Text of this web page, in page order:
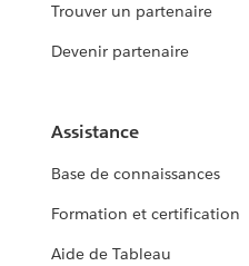
Trouver un partenaire
Devenir partenaire
Assistance
Base de connaissances
Formation et certification
Aide de Tableau